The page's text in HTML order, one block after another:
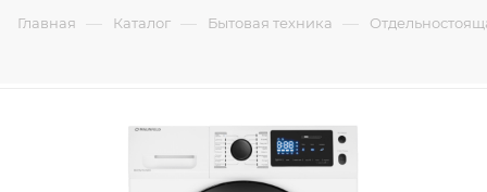
Главная — Каталог — Бытовая техника —